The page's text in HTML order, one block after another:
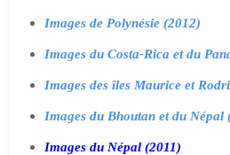
Images de Polynésie (2012)
Images du Costa-Rica et du
Images des îles Maurice et
Images du Bhoutan et du Népal
Images du Népal (2011)